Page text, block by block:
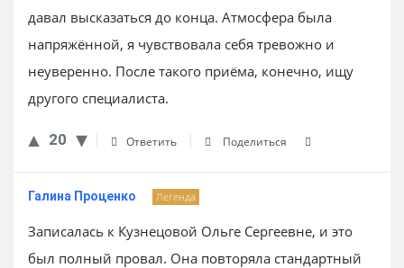
давал высказаться до конца. Атмосфера была
напряжённой, я чувствовала себя тревожно и
неуверенно. После такого приёма, конечно, ищу
другого специалиста.
20 Ответить Поделиться
Галина Проценко Легенда
Записалась к Кузнецовой Ольге Сергеевне, и это
был полный провал. Она повторяла стандартный